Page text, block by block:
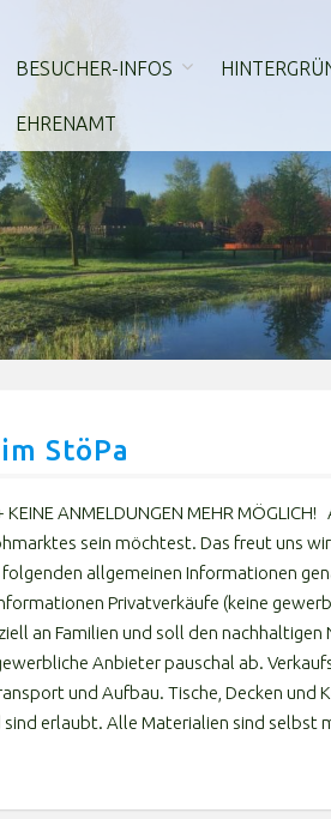
BESUCHER-INFOS
EHRENAMT
StöPa
KEINE ANMELDUNGEN MEHR
sein möchtest. Das freut uns
allgemeinen Informationen
Privatverkäufe (keine
an Familien und soll den nachhaltigen
Anbieter pauschal ab.
und Aufbau. Tische, Decken und
sind erlaubt. Alle Materialien sind selbst